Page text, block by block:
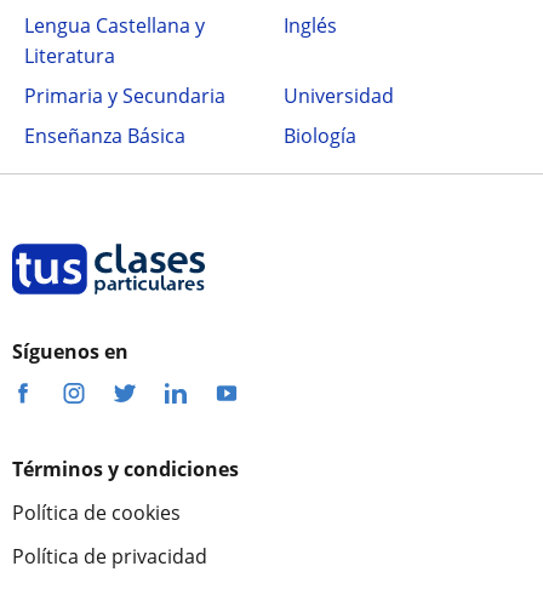
Lengua Castellana y
Literatura
Inglés
Primaria y Secundaria
Universidad
Enseñanza Básica
Biología
Síguenos en
Términos y condiciones
Política de cookies
Política de privacidad